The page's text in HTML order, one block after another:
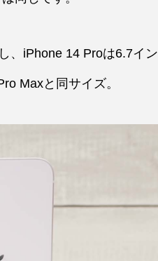
、iPhone 14 Proは6.7イン
Maxと同サイズ。